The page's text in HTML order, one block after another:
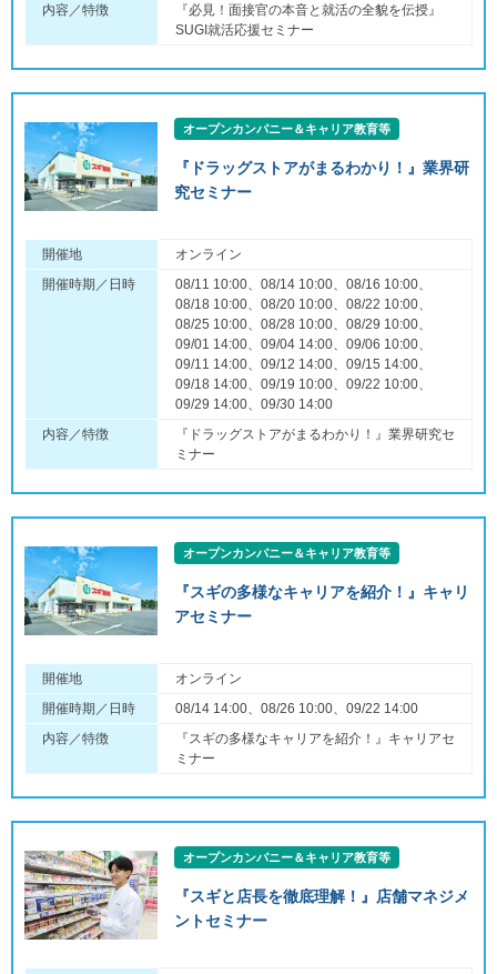
内容／特徴
『必見！面接官の本音と就活の全貌を伝授』
SUGI就活応援セミナー
オープンカンパニー＆キャリア教育等
『ドラッグストアがまるわかり！』業界研
究セミナー
開催地
オンライン
開催時期／日時
08/11 10:00、08/14 10:00、08/16 10:00、
08/18 10:00、08/20 10:00、08/22 10:00、
08/25 10:00、08/28 10:00、08/29 10:00、
09/01 14:00、09/04 14:00、09/06 10:00、
09/11 14:00、09/12 14:00、09/15 14:00、
09/18 14:00、09/19 10:00、09/22 10:00、
09/29 14:00、09/30 14:00
内容／特徴
『ドラッグストアがまるわかり！』業界研究セ
ミナー
オープンカンパニー＆キャリア教育等
『スギの多様なキャリアを紹介！』キャリ
アセミナー
開催地
オンライン
開催時期／日時
08/14 14:00、08/26 10:00、09/22 14:00
内容／特徴
『スギの多様なキャリアを紹介！』キャリアセ
ミナー
オープンカンパニー＆キャリア教育等
『スギと店長を徹底理解！』店舗マネジメ
ントセミナー